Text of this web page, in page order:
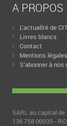
A PROPOS
L’actualité de
Livres blancs
Contact
Mentions légales
S’abonner à
SARL au capital
136 758 00035 -